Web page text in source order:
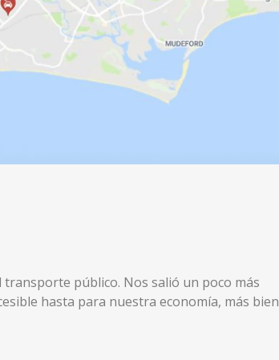
público. Nos salió un poco más
hasta para nuestra economía, más bien